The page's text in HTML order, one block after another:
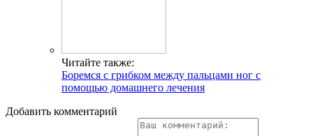
Читайте также:
Боремся с грибком между пальцами ног с
помощью домашнего лечения
Добавить комментарий